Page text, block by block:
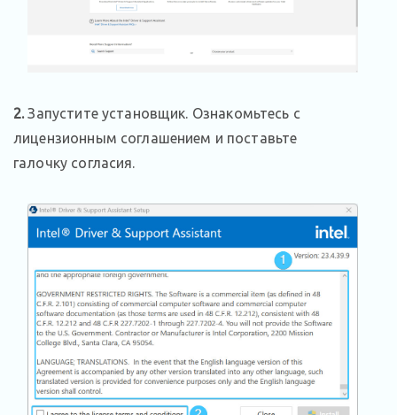
2.Запустите установщик. Ознакомьтесь с
лицензионным соглашением и поставьте
галочку согласия.